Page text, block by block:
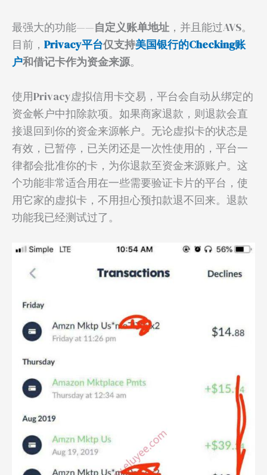
最强大的功能——自定义账单地址 ，并且能过AVS。
目前， Privacy平台仅支持美国银行的Checking账
户和借记卡作为资金来源。
使用Privacy虚拟信用卡交易，平台会自动从绑定的
资金帐户中扣除款项。如果商家退款，则退款会直
接退回到你的资金来源帐户。无论虚拟卡的状态是
有效，已暂停，已关闭还是一次性使用的，平台一
律都会批准你的卡，为你退款至资金来源账户。这
个功能非常适合用在一些需要验证卡片的平台，使
用它家的虚拟卡，不用担心预扣款退不回来。退款
功能我已经测试过了。